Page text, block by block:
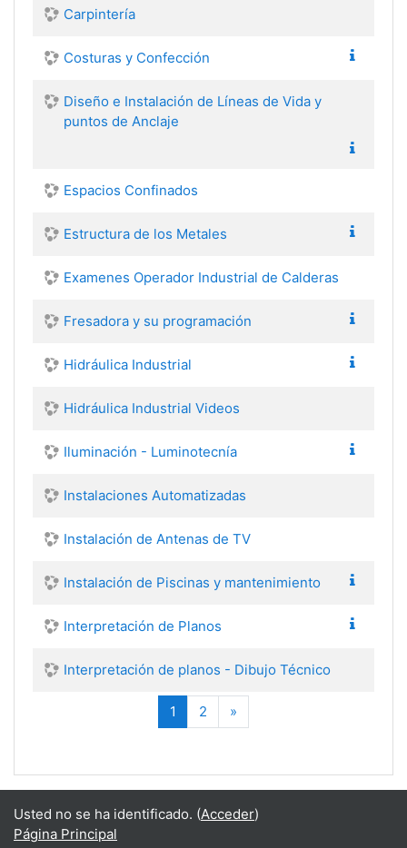
Carpintería
Costuras y Confección
Diseño e Instalación de Líneas de Vida y
puntos de Anclaje
Espacios Confinados
Estructura de los Metales
Examenes Operador Industrial de Calderas
Fresadora y su programación
Hidráulica Industrial
Hidráulica Industrial Videos
Iluminación - Luminotecnía
Instalaciones Automatizadas
Instalación de Antenas de TV
Instalación de Piscinas y mantenimiento
Interpretación de Planos
Interpretación de planos - Dibujo Técnico
1 (actual)
2 »
Usted no se ha identificado. (Acceder)
Página Principal